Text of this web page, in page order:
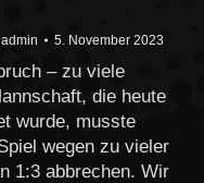
admin 5. November 2023
– zu viele
die heute
wurde, musste
wegen zu vieler
1:3 abbrechen. Wir